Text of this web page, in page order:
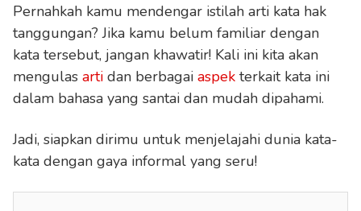
Pernahkah kamu mendengar istilah arti kata hak
tanggungan? Jika kamu belum familiar dengan
kata tersebut, jangan khawatir! Kali ini kita akan
mengulas arti dan berbagai aspek terkait kata ini
dalam bahasa yang santai dan mudah dipahami.
Jadi, siapkan dirimu untuk menjelajahi dunia kata-
kata dengan gaya informal yang seru!